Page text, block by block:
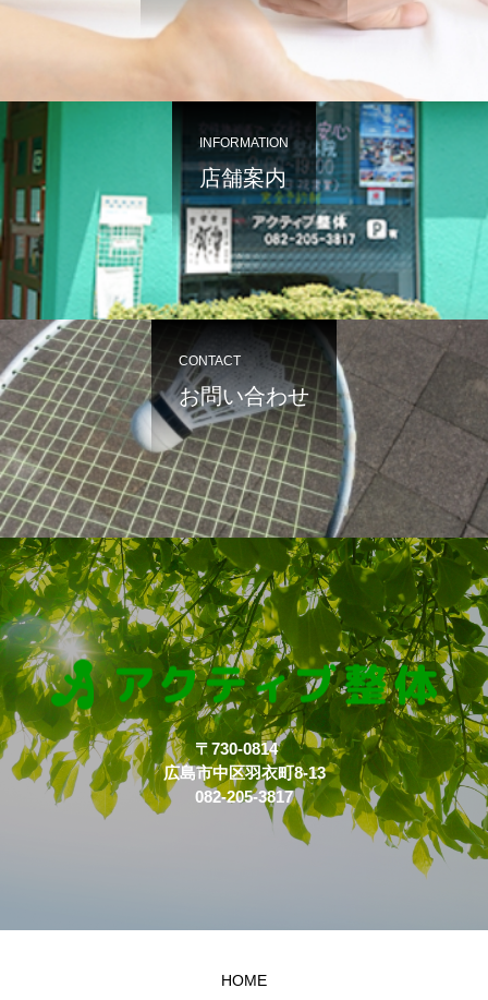
INFORMATION
店舗案内
CONTACT
お問い合わせ
〒730-0814
広島市中区羽衣町8-13
082-205-3817
HOME